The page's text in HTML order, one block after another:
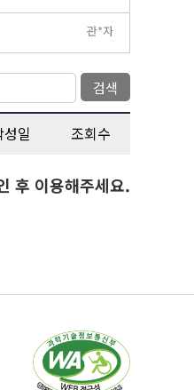
관*자
검색
성일 조회수
후 이용해주세요.